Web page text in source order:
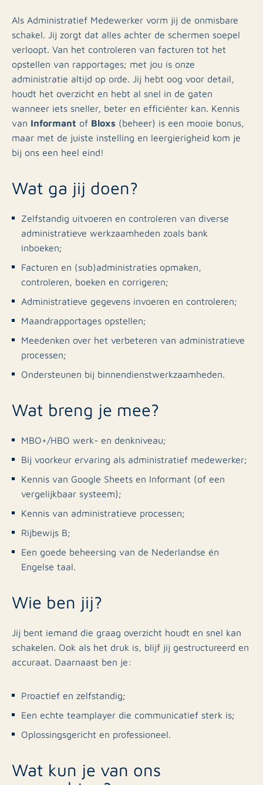
Als Administratief Medewerker vorm jij de onmisbare
schakel. Jij zorgt dat alles achter de schermen soepel
verloopt. Van het controleren van facturen tot het
opstellen van rapportages; met jou is onze
administratie altijd op orde. Jij hebt oog voor detail,
houdt het overzicht en hebt al snel in de gaten
wanneer iets sneller, beter en efficiënter kan. Kennis
van Informant of Bloxs (beheer) is een mooie bonus,
maar met de juiste instelling en leergierigheid kom je
bij ons een heel eind!
Wat ga jij doen?
Zelfstandig uitvoeren en controleren van diverse
administratieve werkzaamheden zoals bank
inboeken;
Facturen en (sub)administraties opmaken,
controleren, boeken en corrigeren;
Administratieve gegevens invoeren en controleren;
Maandrapportages opstellen;
Meedenken over het verbeteren van administratieve
processen;
Ondersteunen bij binnendienstwerkzaamheden.
Wat breng je mee?
MBO+/HBO werk- en denkniveau;
Bij voorkeur ervaring als administratief medewerker;
Kennis van Google Sheets en Informant (of een
vergelijkbaar systeem);
Kennis van administratieve processen;
Rijbewijs B;
Een goede beheersing van de Nederlandse én
Engelse taal.
Wie ben jij?
Jij bent iemand die graag overzicht houdt en snel kan
schakelen. Ook als het druk is, blijf jij gestructureerd en
accuraat. Daarnaast ben je:
Proactief en zelfstandig;
Een echte teamplayer die communicatief sterk is;
Oplossingsgericht en professioneel.
Wat kun je van ons